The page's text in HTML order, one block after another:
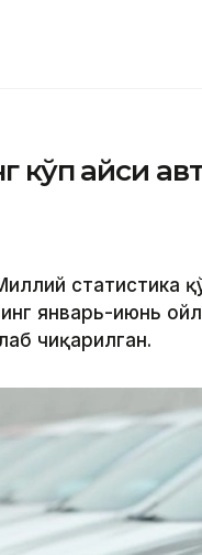
кўп қайси
статистика
январь-июнь
чиқарилган.